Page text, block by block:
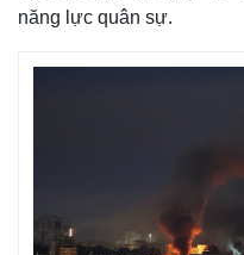
năng lực quân sự.